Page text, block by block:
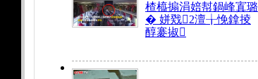
楂橀搧涓婄幇鍋峰寘璐
� 姘戣2澶╁悗鎿掕
醇褰掓